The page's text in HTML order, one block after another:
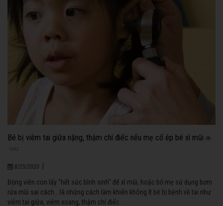
Bé bị viêm tai giữa nặng, thậm chí điếc nếu mẹ cố ép bé xì mũi
1092
8/25/2020
Động viên con lấy "hết sức bình sinh" để xì mũi, hoặc bố mẹ sử dụng bơm
rửa mũi sai cách… là những cách làm khiến không ít bé bị bệnh về tai như
viêm tai giữa, viêm xoang, thậm chí điếc.